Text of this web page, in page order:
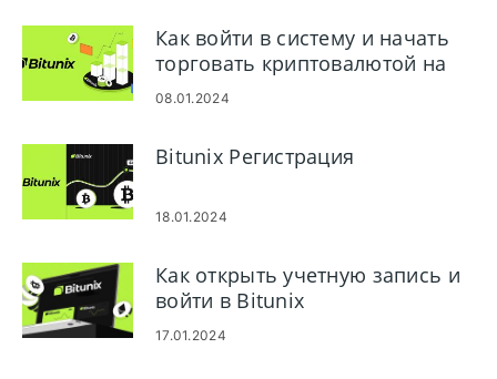
Как войти в систему и начать
торговать криптовалютой на
Bitunix
08.01.2024
Bitunix Регистрация
18.01.2024
Как открыть учетную запись и
войти в Bitunix
17.01.2024